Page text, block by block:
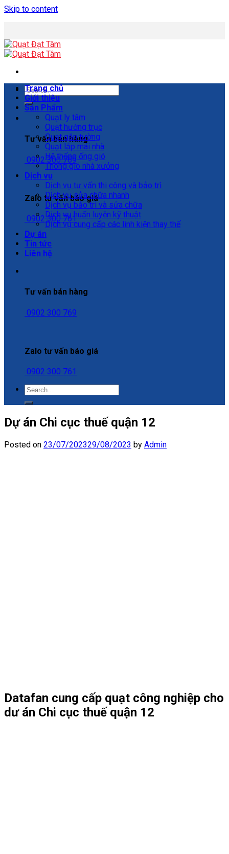
Skip to content
Tư vấn bán hàng
0902 300 769
Zalo tư vấn báo giá
0902 300 761
Trang chủ
Giới thiệu
Sản Phẩm
Quạt ly tâm
Quạt hướng trục
Quạt gắn tường
Quạt lắp mái nhà
Hệ thống ống gió
Thông gió nhà xưởng
Dịch vụ
Dịch vụ tư vấn thi công và bảo trì
Dịch vụ sửa chữa nhanh
Dịch vụ bảo trì và sửa chữa
Dịch vụ huấn luyện kỹ thuật
Dịch vụ cung cấp các linh kiện thay thế
Dự án
Tin tức
Liên hệ
Tư vấn bán hàng
0902 300 769
Zalo tư vấn báo giá
0902 300 761
Dự án Chi cục thuế quận 12
Posted on 23/07/202329/08/2023 by Admin
Datafan cung cấp quạt công nghiệp cho
dư án Chi cục thuế quận 12